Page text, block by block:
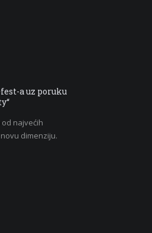
a uz poruku
od najvećih
dimenziju.